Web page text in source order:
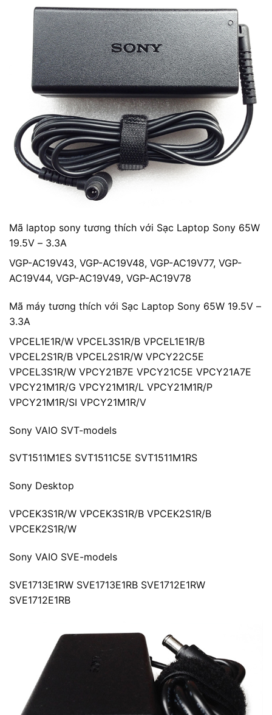
Mã laptop sony tương thích với Sạc Laptop Sony 65W
19.5V – 3.3A
VGP-AC19V43, VGP-AC19V48, VGP-AC19V77, VGP-
AC19V44, VGP-AC19V49, VGP-AC19V78
Mã máy tương thích với Sạc Laptop Sony 65W 19.5V –
3.3A
VPCEL1E1R/W VPCEL3S1R/B VPCEL1E1R/B
VPCEL2S1R/B VPCEL2S1R/W VPCY22C5E
VPCEL3S1R/W VPCY21B7E VPCY21C5E VPCY21A7E
VPCY21M1R/G VPCY21M1R/L VPCY21M1R/P
VPCY21M1R/SI VPCY21M1R/V
Sony VAIO SVT-models
SVT1511M1ES SVT1511C5E SVT1511M1RS
Sony Desktop
VPCEK3S1R/W VPCEK3S1R/B VPCEK2S1R/B
VPCEK2S1R/W
Sony VAIO SVE-models
SVE1713E1RW SVE1713E1RB SVE1712E1RW
SVE1712E1RB